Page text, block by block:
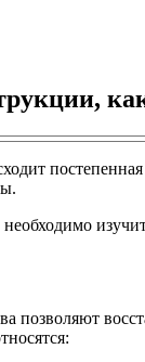
позволяют